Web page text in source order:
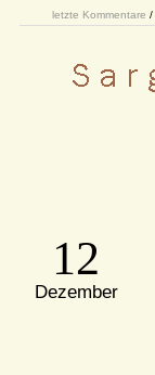
letzte Kommentare /
12
Dezember